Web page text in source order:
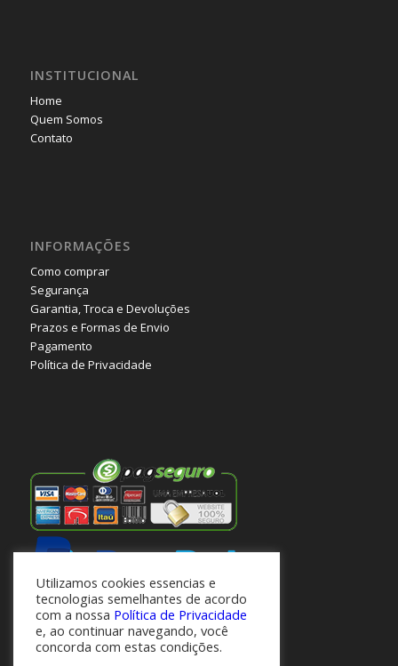
INSTITUCIONAL
Home
Quem Somos
Contato
INFORMAÇÕES
Como comprar
Segurança
Garantia, Troca e Devoluções
Prazos e Formas de Envio
Pagamento
Política de Privacidade
Utilizamos cookies essencias e
tecnologias semelhantes de acordo
com a nossa Política de Privacidade
e, ao continuar navegando, você
concorda com estas condições.